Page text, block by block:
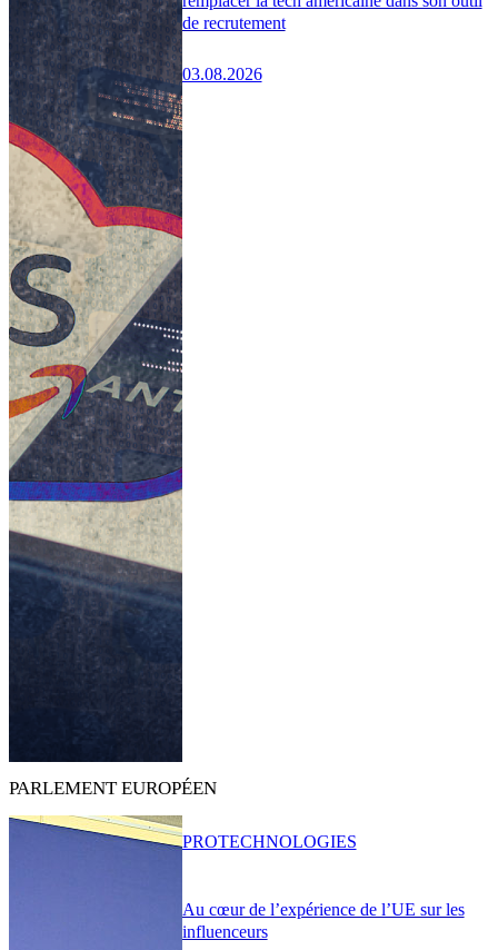
de recrutement
03.08.2026
PARLEMENT EUROPÉEN
Au cœur de l’expérience de l’UE sur les
influenceurs
PROTECHNOLOGIES